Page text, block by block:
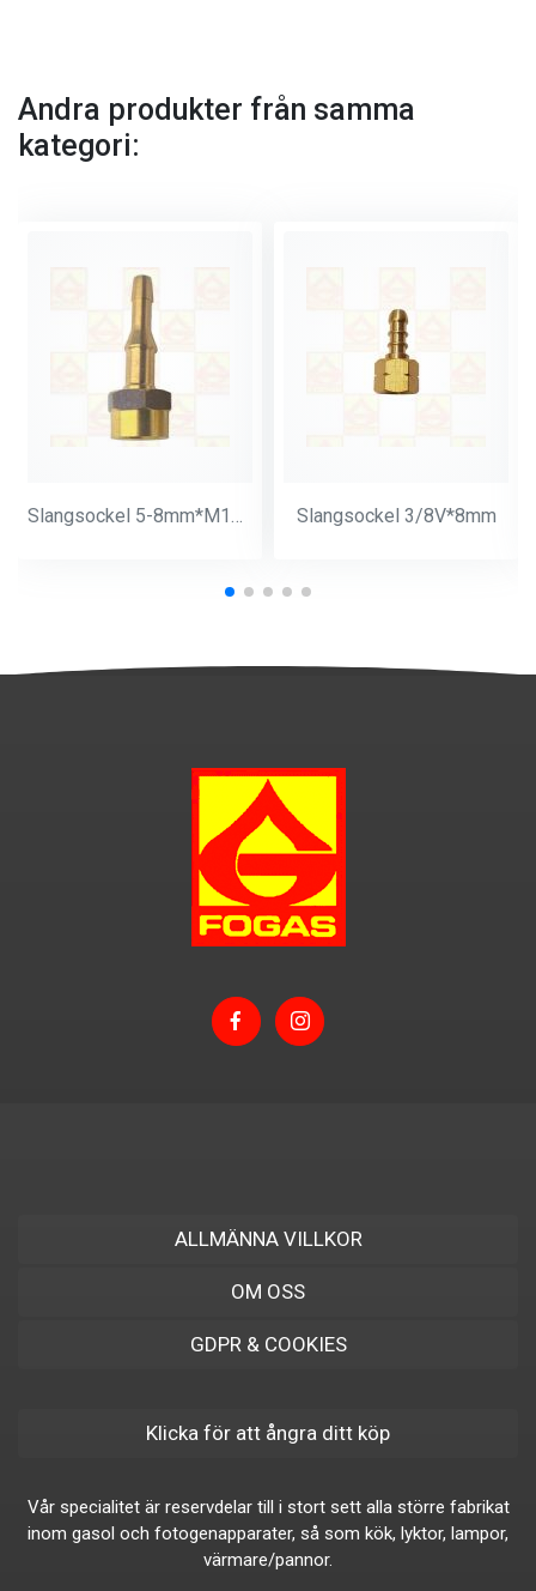
Andra produkter från samma
kategori:
Slangsockel 5-8mm*M14*1 Slangsockel 3/8V*8mm
ALLMÄNNA VILLKOR
OM OSS
GDPR & COOKIES
Klicka för att ångra ditt köp
Vår specialitet är reservdelar till i stort sett alla större fabrikat
inom gasol och fotogenapparater, så som kök, lyktor, lampor,
värmare/pannor.